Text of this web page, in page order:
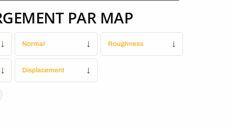
PAR MAP
↓ Normal ↓ Roughness ↓
↓ Displacement ↓